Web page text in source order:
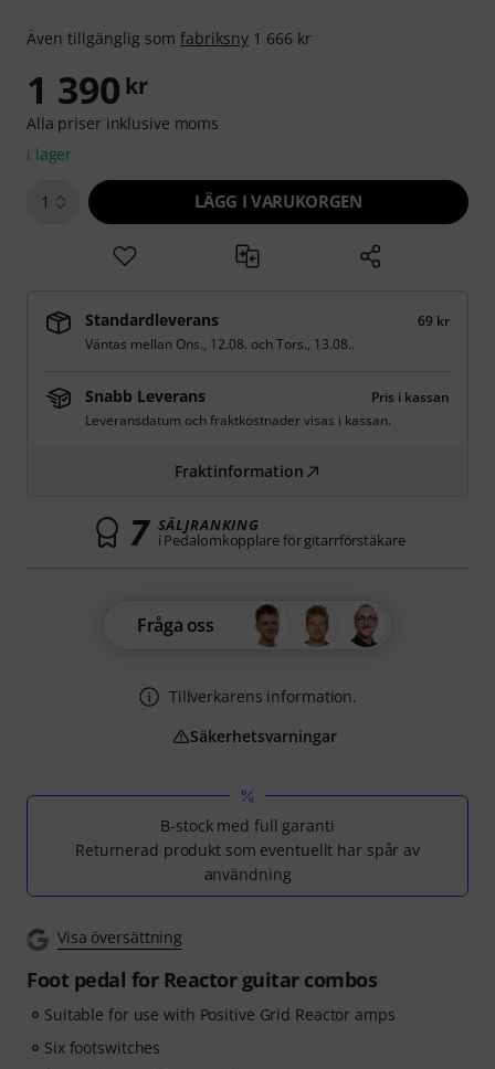
B-stock med full garanti
Returnerad produkt som eventuellt har spår av
användning
Visa översättning
Foot pedal for Reactor guitar combos
Suitable for use with Positive Grid Reactor amps
Six footswitches
Även tillgänglig som fabriksny 1 666 kr
1 390 kr
Alla priser inklusive moms
i lager
1 LÄGG I VARUKORGEN
Standardleverans
69 kr
Väntas mellan Ons., 12.08. ochTors., 13.08..
Snabb Leverans
Pris i kassan
Leveransdatum och fraktkostnader visas i kassan.
Fraktinformation
7 SÄLJRANKING
i Pedalomkopplare för gitarrförstäkare
Fråga oss
Tillverkarens information.
Säkerhetsvarningar